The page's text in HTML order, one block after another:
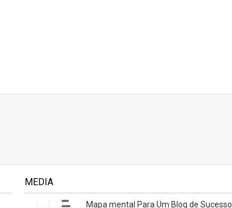
MEDIA
Mapa mental Para Um Blog de Sucesso